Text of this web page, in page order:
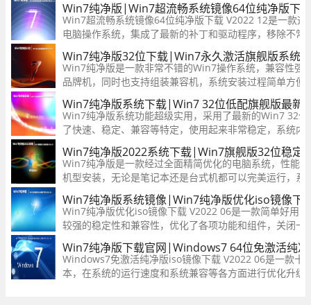
Win7纯净版|Win7超流畅系统镜像64位纯净版下
Win7超流畅系统镜像64位纯净版下载 V2022 12是一款
电脑操作系统，集成了最新的补丁和驱动程序，移除不常
行更稳定流畅，无需激活，欢迎有需要的用户前来下载。
Win7纯净版32位下载|Win7永久激活旗舰版系统
Win7纯净版是一款非常不错的Win7操作系统，兼容性强
品牌机，同时也支持组装兼容机，系统安装过程简单方便
成，经过多台电脑长时间测试，系统运行稳定流畅，可
验，有需要的可以下载。
Win7纯净版系统下载|Win7 32位低配旗舰版最新
Win7纯净版系统功能超级实用，采用了最新的Win7 32
了快速、稳定、兼容等特定，使用起来非常稳定，系统内
良心，同时系统整合了所有的Win7系统补丁，有需要的
Win7纯净版2022系统下载|Win7旗舰版32位稳定
Win7纯净版是一款经过全面精简优化的电脑系统，性能
机型安装，无论是笔记本还是台式机都可以完美运行，系
含任何捆绑软件，干净无毒，安装完成就能使用，有需
Win7纯净版系统镜像|Win7纯净版优化iso镜像下
Win7纯净版优化iso镜像下载 V2022 06是一款简单好用
较强的稳定性和兼容性，优化了各项功能和组件，关闭一
件启动消耗系统，可以智能判断硬件类型并安装适合的
载吧。
Win7纯净版下载官网|Windows7 64位免激活纯
Windows7免激活纯净版iso镜像下载 V2022 06是一款十
本，在系统的运行速度和系统兼容等各方面进行优化升